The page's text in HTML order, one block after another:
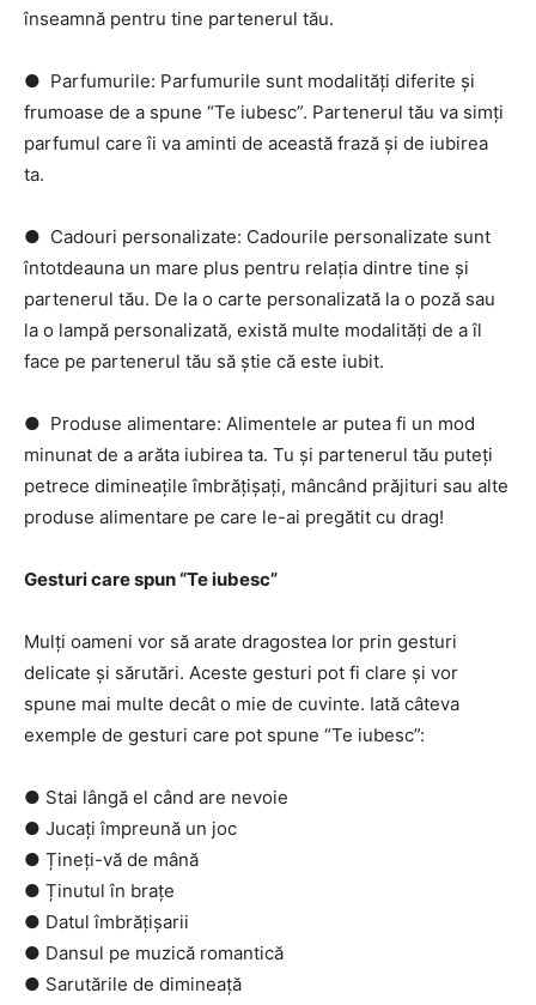
înseamnă pentru tine partenerul tău.
● Parfumurile: Parfumurile sunt modalități diferite și
frumoase de a spune “Te iubesc”. Partenerul tău va simți
parfumul care îi va aminti de această frază și de iubirea
ta.
● Cadouri personalizate: Cadourile personalizate sunt
întotdeauna un mare plus pentru relația dintre tine și
partenerul tău. De la o carte personalizată la o poză sau
la o lampă personalizată, există multe modalități de a îl
face pe partenerul tău să știe că este iubit.
● Produse alimentare: Alimentele ar putea fi un mod
minunat de a arăta iubirea ta. Tu și partenerul tău puteți
petrece dimineațile îmbrățișați, mâncând prăjituri sau alte
produse alimentare pe care le-ai pregătit cu drag!
Gesturi care spun “Te iubesc”
Mulți oameni vor să arate dragostea lor prin gesturi
delicate și sărutări. Aceste gesturi pot fi clare și vor
spune mai multe decât o mie de cuvinte. Iată câteva
exemple de gesturi care pot spune “Te iubesc”:
● Stai lângă el când are nevoie
● Jucați împreună un joc
● Țineți-vă de mână
● Ținutul în brațe
● Datul îmbrățișarii
● Dansul pe muzică romantică
● Sarutările de dimineață